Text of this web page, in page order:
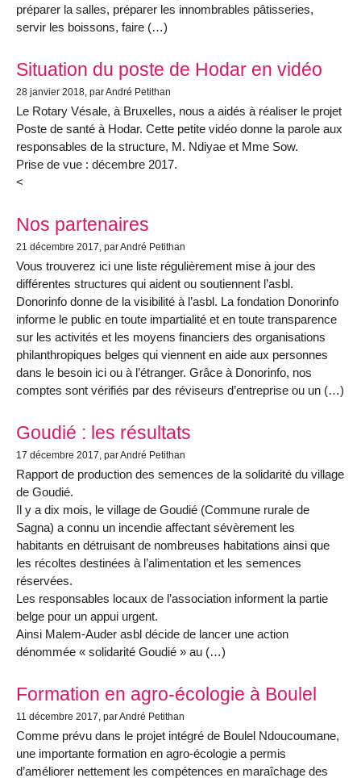
préparer la salles, préparer les innombrables pâtisseries,
servir les boissons, faire (…)
Situation du poste de Hodar en vidéo
28 janvier 2018, par André Petithan
Le Rotary Vésale, à Bruxelles, nous a aidés à réaliser le projet
Poste de santé à Hodar. Cette petite vidéo donne la parole aux
responsables de la structure, M. Ndiyae et Mme Sow.
Prise de vue : décembre 2017.
<
Nos partenaires
21 décembre 2017, par André Petithan
Vous trouverez ici une liste régulièrement mise à jour des
différentes structures qui aident ou soutiennent l’asbl.
Donorinfo donne de la visibilité à l’asbl. La fondation Donorinfo
informe le public en toute impartialité et en toute transparence
sur les activités et les moyens financiers des organisations
philanthropiques belges qui viennent en aide aux personnes
dans le besoin ici ou à l’étranger. Grâce à Donorinfo, nos
comptes sont vérifiés par des réviseurs d’entreprise ou un (…)
Goudié : les résultats
17 décembre 2017, par André Petithan
Rapport de production des semences de la solidarité du village
de Goudié.
Il y a dix mois, le village de Goudié (Commune rurale de
Sagna) a connu un incendie affectant sévèrement les
habitants en détruisant de nombreuses habitations ainsi que
les récoltes destinées à l’alimentation et les semences
réservées.
Les responsables locaux de l’association informent la partie
belge pour un appui urgent.
Ainsi Malem-Auder asbl décide de lancer une action
dénommée « solidarité Goudié » au (…)
Formation en agro-écologie à Boulel
11 décembre 2017, par André Petithan
Comme prévu dans le projet intégré de Boulel Ndoucoumane,
une importante formation en agro-écologie a permis
d’améliorer nettement les compétences en maraîchage des